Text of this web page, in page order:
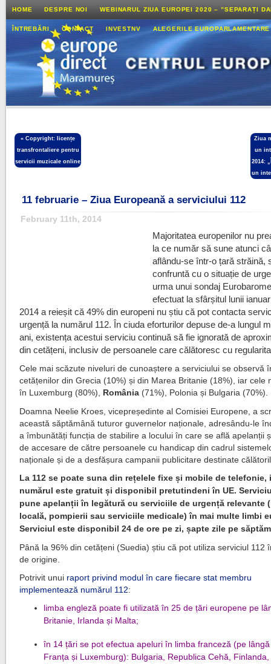
HOME DESPRE NOI WEBINARUL ZIUA EUROPEI 2020 – ”SEPARAȚI
ÎNTREBĂRI CONTACT INVESTNV ALEGERILE
«Copyright: licențe
transfrontaliere pentru
servicii muzicale online
Ziua
un
2014:
un
11 februarie – Ziua Europeană a serviciului 112
February 11th, 2014
Majoritatea europenilor nu
la ce număr să sune atunci
aflându-se într­-o țară străină,
confruntă cu o situație de
urma unui sondaj
efectuat la sfârșitul lunii
2014 a reieșit că 49% din europeni nu știu că pot contacta
urgență la numărul 112. În ciuda eforturilor depuse de-a lungul
ani, existența acestui serviciu continuă să fie ignorată de
din cetățeni, inclusiv de persoanele care călătoresc cu
Cele mai scăzute niveluri de cunoaștere a serviciului se observă
cetățenilor din Grecia (10%) și din Marea Britanie (18%), iar cele
în Luxemburg (80%), România (71%), Polonia și Bulgaria (70%).
Doamna Neelie Kroes, vicepreședinte al Comisiei Europene, a
această săptămână tuturor guvernelor naționale, adresându-le
a îmbunătăți funcția de stabilire a locului în care se află apelanții
de accesare de către persoanele cu handicap din cadrul
naționale și de a desfășura campanii publicitare destinate
La 112 se poate suna din rețelele fixe și mobile de telefonie,
numărul este gratuit și disponibil pretutindeni în UE.
pune apelanții în legătură cu serviciile de urgență relevante
locală, pompierii sau serviciile medicale) în mai multe limbi
Serviciul este disponibil 24 de ore pe zi, șapte zile pe
Până la 96% din cetățeni (Suedia) știu că pot utiliza serviciul 112
de origine.
Potrivit unui raport privind modul în care fiecare stat membru
implementează numărul 112:
limba engleză poate fi utilizată în 25 de țări europene pe
Britanie, Irlanda și Malta;
în 14 țări se pot efectua apeluri în limba franceză (pe
Franța și Luxemburg): Bulgaria, Republica Cehă,